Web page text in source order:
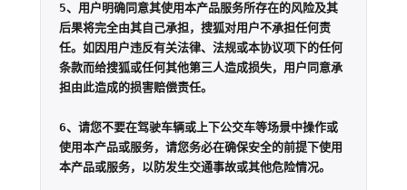
5、用户明确同意其使用本产品服务所存在的风险及其
后果将完全由其自己承担，搜狐对用户不承担任何责
任。如因用户违反有关法律、法规或本协议项下的任何
条款而给搜狐或任何其他第三人造成损失，用户同意承
担由此造成的损害赔偿责任。
6、请您不要在驾驶车辆或上下公交车等场景中操作或
使用本产品或服务，请您务必在确保安全的前提下使用
本产品或服务，以防发生交通事故或其他危险情况。